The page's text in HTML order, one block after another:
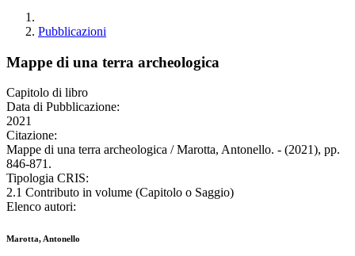
Pubblicazioni
Mappe di una terra archeologica
Capitolo di libro
Data di Pubblicazione:
2021
Citazione:
Mappe di una terra archeologica / Marotta, Antonello. - (2021), pp.
846-871.
Tipologia CRIS:
2.1 Contributo in volume (Capitolo o Saggio)
Elenco autori:
Marotta, Antonello